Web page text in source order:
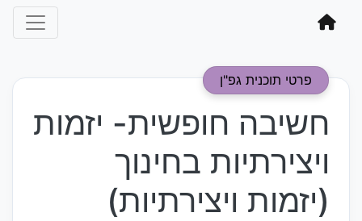
פרטי תוכנית גפ"ן
חשיבה חופשית- יזמות
ויצירתיות בחינוך
(יזמות ויצירתיות)